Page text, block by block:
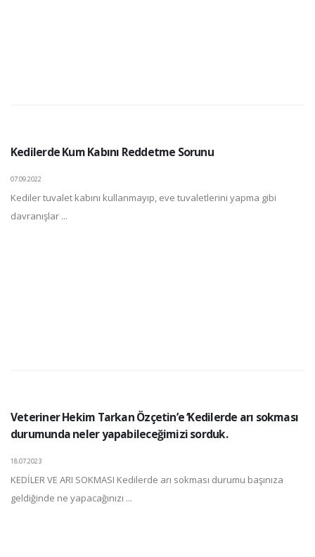
Kedilerde Kum Kabını Reddetme Sorunu
07.09.2022
Kediler tuvalet kabını kullanmayıp, eve tuvaletlerini yapma gibi
davranışlar ...
Veteriner Hekim Tarkan Özçetin’e ‘Kedilerde arı sokması
durumunda neler yapabileceğimizi sorduk.
18.07.2023
KEDİLER VE ARI SOKMASI Kedilerde arı sokması durumu başınıza
geldiğinde ne yapacağınızı ...